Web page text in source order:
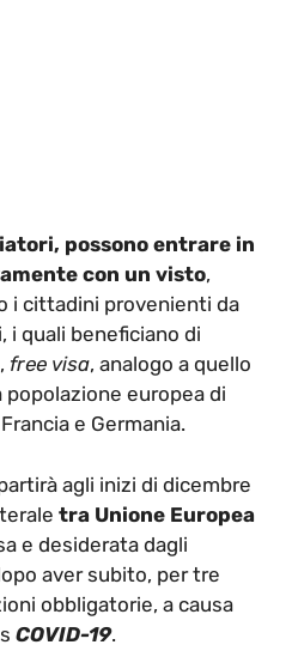
possono entrare in
con un visto,
i cittadini provenienti da
i quali beneficiano di
free visa, analogo a quello
europea di
e Germania.
agli inizi di dicembre
tra Unione Europea
e desiderata dagli
aver subito, per tre
obbligatorie, a causa
COVID-19.